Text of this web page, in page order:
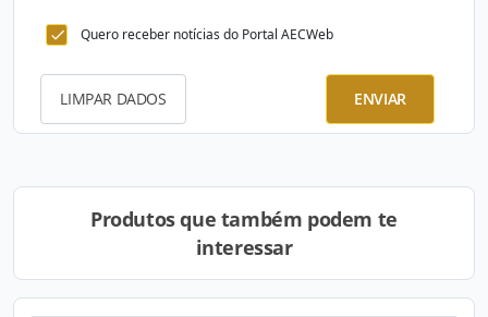
Quero receber notícias do Portal AECWeb
LIMPAR DADOS ENVIAR
Produtos que também podem te
interessar